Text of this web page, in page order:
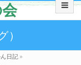
）
日記 »